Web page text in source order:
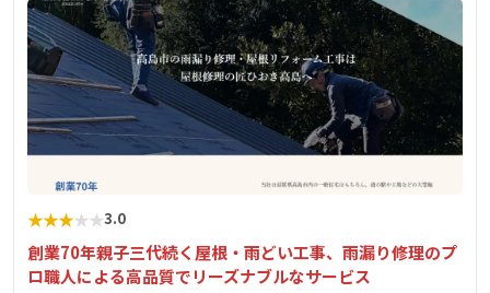
★★★★★3.0
創業70年親子三代続く屋根・雨どい工事、雨漏り修理のプ
ロ職人による高品質でリーズナブルなサービス